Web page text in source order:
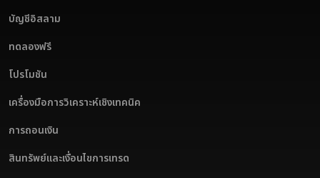
บัญชีอิสลาม
ทดลองฟรี
โปรโมชัน
เครื่องมือการวิเคราะห์เชิงเทคนิค
การถอนเงิน
สินทรัพย์และเงื่อนไขการเทรด